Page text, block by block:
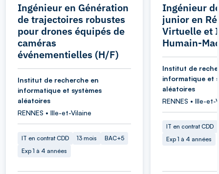
Ingénieur en Génération
de trajectoires robustes
pour drones équipés de
caméras
événementielles (H/F)
Institut de recherche en
informatique et systèmes
aléatoires
RENNES • Ille-et-Vilaine
IT en contrat CDD 13 mois
BAC+5
Exp 1 à 4 années
Ingénieur
junior en
Virtuelle et
Humain-
Institut de
informatique et
aléatoires
RENNES • Ille-et-
IT en contrat CDD
Exp 1 à 4 années